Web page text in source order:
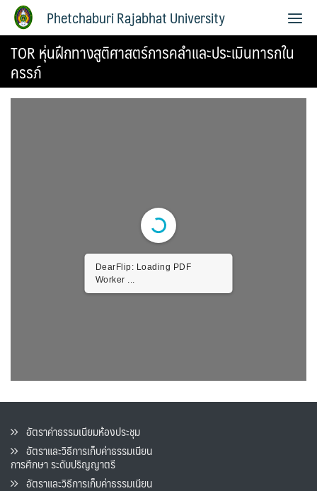
Phetchaburi Rajabhat University
TOR หุ่นฝึกทางสูติศาสตร์การคลำและประเมินทารกใน
ครรภ์
DearFlip: Loading PDF
Worker ...
อัตราค่าธรรมเนียมห้องประชุม
อัตราและวิธีการเก็บค่าธรรมเนียน
การศึกษา ระดับปริญญาตรี
อัตราและวิธีการเก็บค่าธรรมเนียน